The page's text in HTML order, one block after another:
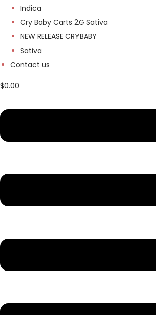
Indica
Cry Baby Carts 2G Sativa
NEW RELEASE CRYBABY
Sativa
Contact us
$0.00
e
u